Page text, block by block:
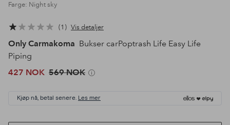
Farge: Night sky
1 Vis detaljer
Only Carmakoma Bukser carPoptrash Life Easy Life
Piping
427 NOK 569 NOK
Kjøp nå, betal senere. Les mer